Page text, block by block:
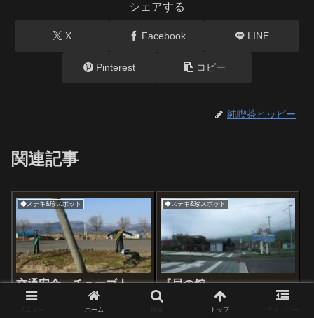
シェアする
X Facebook LINE
Pinterest コピー
純喫茶ヒッピー
関連記事
◆ステキ&珍スポット
交通安全、チューブ人
形。
◆ステキ&珍スポット
『貝の館』
貝の館北海道磯谷郡蘭越町港町
ホーム トップ